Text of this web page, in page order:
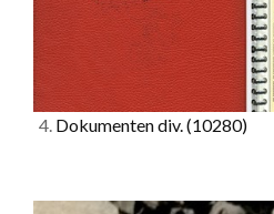
4. Dokumenten div.(10280)